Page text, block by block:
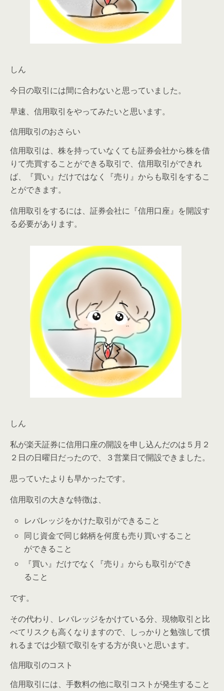
しん
今日の取引には間に合わないと思っていました。
早速、信用取引をやってみたいと思います。
信用取引のおさらい
信用取引は、株を持っていなくても証券会社から株を借
りて売買することができる取引で、信用取引ができれ
ば、『買い』だけではなく『売り』からも取引をするこ
とができます。
信用取引をするには、証券会社に『信用口座』を開設す
る必要があります。
しん
私が楽天証券に信用口座の開設を申し込んだのは５月２
２日の日曜日だったので、３営業日で開設できました。
思っていたよりも早かったです。
信用取引の大きな特徴は、
レバレッジをかけた取引ができること
同じ資金で同じ銘柄を何度も売り買いすること
ができること
『買い』だけでなく『売り』からも取引ができ
ること
です。
その代わり、レバレッジをかけている分、現物取引と比
べてリスクも高くなりますので、しっかりと勉強して慣
れるまでは少額で取引をする方が良いと思います。
信用取引のコスト
信用取引には、手数料の他に取引コストが発生すること